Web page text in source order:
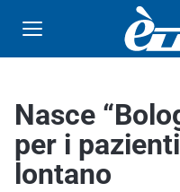
Nasce
per i
lontano